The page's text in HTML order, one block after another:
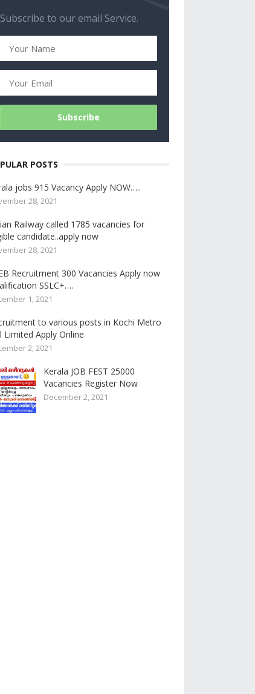
Subscribe to our email Service.
POSTS
jobs 915 Vacancy Apply NOW…..
28, 2021
Railway called 1785 vacancies for
candidate..apply now
28, 2021
Recruitment 300 Vacancies Apply now
SSLC+….
1, 2021
to various posts in Kochi Metro
Limited Apply Online
2, 2021
Kerala JOB FEST 25000
Vacancies Register Now
December 2, 2021